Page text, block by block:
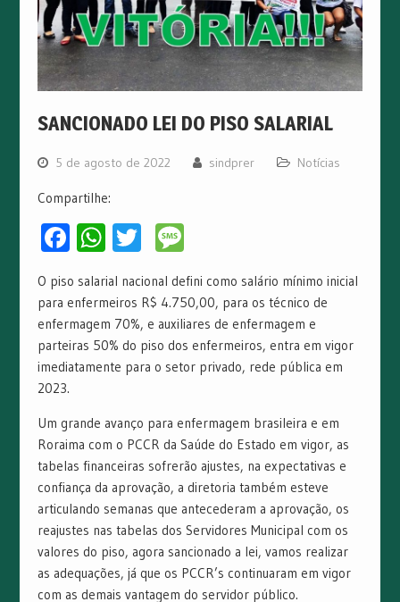
SANCIONADO LEI DO PISO SALARIAL
5 de agosto de 2022 sindprer Notícias
Compartilhe:
Facebook
WhatsApp
TwitterMessage
O piso salarial nacional defini como salário mínimo inicial
para enfermeiros R$ 4.750,00, para os técnico de
enfermagem 70%, e auxiliares de enfermagem e
parteiras 50% do piso dos enfermeiros, entra em vigor
imediatamente para o setor privado, rede pública em
2023.
Um grande avanço para enfermagem brasileira e em
Roraima com o PCCR da Saúde do Estado em vigor, as
tabelas financeiras sofrerão ajustes, na expectativas e
confiança da aprovação, a diretoria também esteve
articulando semanas que antecederam a aprovação, os
reajustes nas tabelas dos Servidores Municipal com os
valores do piso, agora sancionado a lei, vamos realizar
as adequações, já que os PCCR’s continuaram em vigor
com as demais vantagem do servidor público.